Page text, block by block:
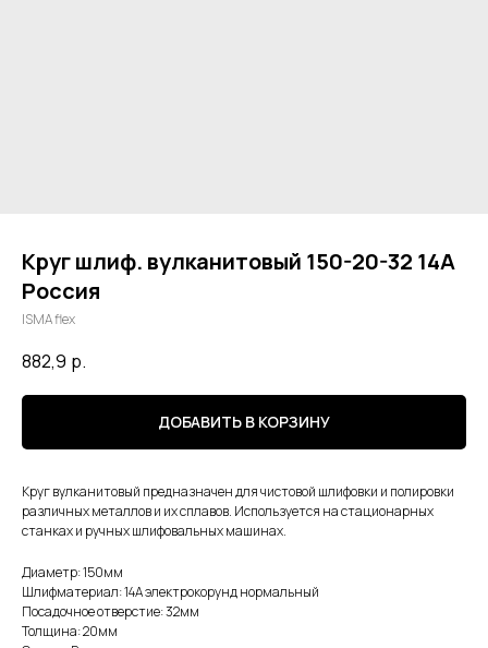
Круг шлиф. вулканитовый 150-20-32 14А
Россия
ISMA flex
882,9 р.
ДОБАВИТЬ В КОРЗИНУ
Круг вулканитовый предназначен для чистовой шлифовки и полировки
различных металлов и их сплавов. Используется на стационарных
станках и ручных шлифовальных машинах.
Диаметр: 150мм
Шлифматериал: 14А электрокорунд нормальный
Посадочное отверстие: 32мм
Толщина: 20мм